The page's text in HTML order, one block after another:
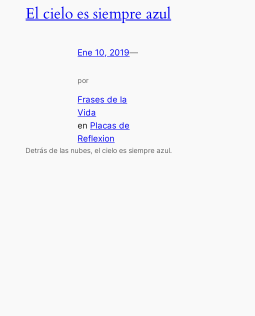
El cielo es siempre azul
Ene 10, 2019—
por
Frases de la
Vida
en Placas de
Reflexion
Detrás de las nubes, el cielo es siempre azul.